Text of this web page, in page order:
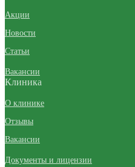
Акции
Новости
Статьи
Вакансии
Клиника
О клинике
Отзывы
Вакансии
Документы и лицензии